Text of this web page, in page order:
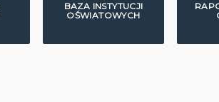
BAZA INSTYTUCJI
OŚWIATOWYCH